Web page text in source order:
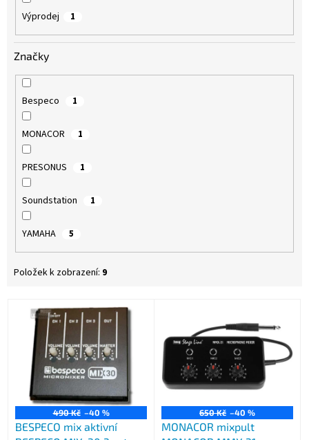
Výprodej 1
Značky
Bespeco 1
MONACOR 1
PRESONUS 1
Soundstation 1
YAMAHA 5
Položek k zobrazení: 9
490 Kč –40 %
BESPECO mix aktivní
650 Kč –40 %
MONACOR mixpult